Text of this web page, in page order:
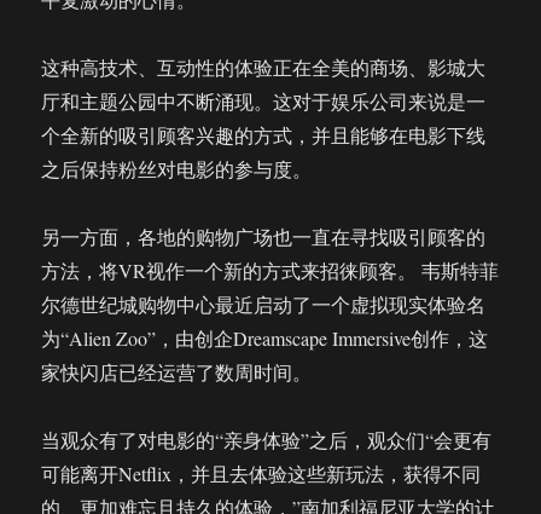
这种高技术、互动性的体验正在全美的商场、影城大
厅和主题公园中不断涌现。这对于娱乐公司来说是一
个全新的吸引顾客兴趣的方式，并且能够在电影下线
之后保持粉丝对电影的参与度。
另一方面，各地的购物广场也一直在寻找吸引顾客的
方法，将VR视作一个新的方式来招徕顾客。 韦斯特菲
尔德世纪城购物中心最近启动了一个虚拟现实体验名
为“Alien Zoo”，由创企Dreamscape Immersive创作，这
家快闪店已经运营了数周时间。
当观众有了对电影的“亲身体验”之后，观众们“会更有
可能离开Netflix，并且去体验这些新玩法，获得不同
的、更加难忘且持久的体验，”南加利福尼亚大学的计